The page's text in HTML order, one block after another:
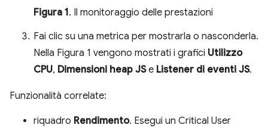
Figura 1. Il monitoraggio delle prestazioni
Fai clic su una metrica per mostrarla o nasconderla.
Nella Figura 1 vengono mostrati i grafici Utilizzo
CPU, Dimensioni heap JSe Listener di eventi JS.
Funzionalità correlate:
riquadro Rendimento. Esegui un Critical User